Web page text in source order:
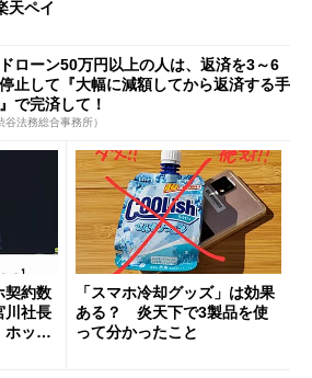
天ペイ
ローン50万円以上の人は、返済を3～6
止して『大幅に減額してから返済する手
で完済して！
谷法務総合事務所）
契約数
社長
ッピ
「スマホ冷却グッズ」は効果
ある？ 炎天下で3製品を使
って分かったこと